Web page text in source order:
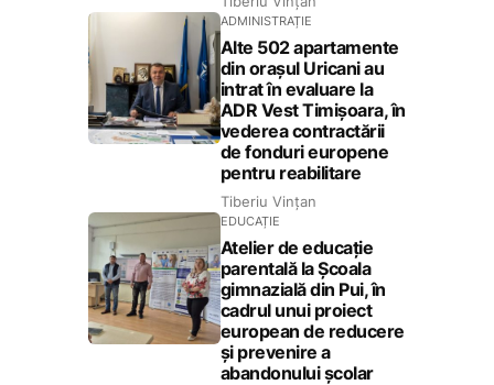
ADMINISTRAȚIE
Alte 502 apartamente
din orașul Uricani au
intrat în evaluare la
ADR Vest Timișoara, în
vederea contractării
de fonduri europene
pentru reabilitare
Tiberiu Vințan
EDUCAȚIE
Atelier de educație
parentală la Școala
gimnazială din Pui, în
cadrul unui proiect
european de reducere
și prevenire a
abandonului școlar